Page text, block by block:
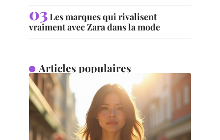
Les marques qui rivalisent
vraiment avec Zara dans la mode
Articles populaires